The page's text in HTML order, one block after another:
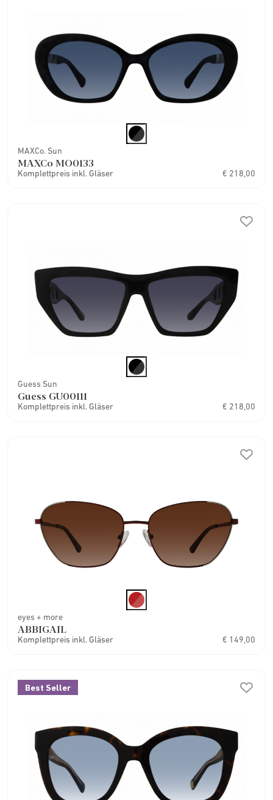
MAXCo. Sun
MAXCo MO0133
Komplettpreis inkl. Gläser € 218,00
Guess Sun
Guess GU00111
Komplettpreis inkl. Gläser € 218,00
eyes + more
ABBIGAIL
Komplettpreis inkl. Gläser € 149,00
Best Seller